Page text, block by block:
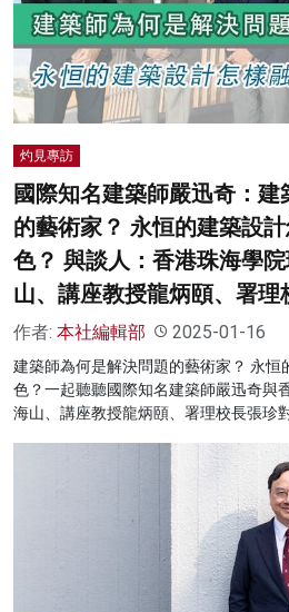
灼見專訪
國際知名建築師嚴迅奇：
的藝術家？ 永恒的建築設
色？ 與談人：香港珠海學
山、講座教授龍炳頤、署理
作者: 本社編輯部 2025-01-16
建築師為何是解決問題的藝術家？ 永恒
色？一起聽聽國際知名建築師嚴迅奇與
海山、講座教授龍炳頤、署理校長張珍對